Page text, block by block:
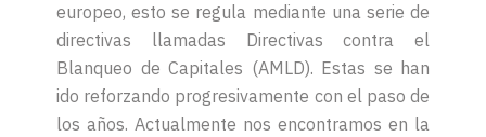
europeo, esto se regula mediante una serie de
directivas llamadas Directivas contra el
Blanqueo de Capitales (AMLD). Estas se han
ido reforzando progresivamente con el paso de
los años. Actualmente nos encontramos en la